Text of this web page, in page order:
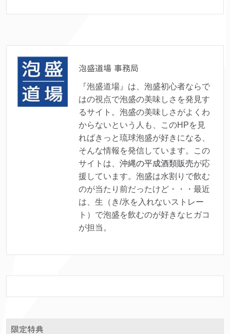
泡盛道場 事務局
『泡盛道場』は、泡盛初心者ならで
はの視点で泡盛の美味しさを発見す
るサイト。泡盛の美味しさがよくわ
からないという人も、このHPを見
ればきっと琉球泡盛が好きになる、
そんな情報を発信しています。この
サイトは、 沖縄の平成酒類販売が応
援しています。泡盛は水割りで飲む
のが当たり前だったけど・・・最近
は、生（き/氷を入れないストレー
ト）で泡盛を飲むのが好きなヒガコ
が担当。
限定特典